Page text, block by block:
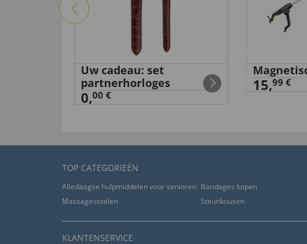
Uw cadeau: set
partnerhorloges
0,00 €
15,99 €
TOP CATEGORIEËN
Alledaagse hulpmiddelen voor senioren Bandages kopen
Massagestoelen
Steunkousen
KLANTENSERVICE